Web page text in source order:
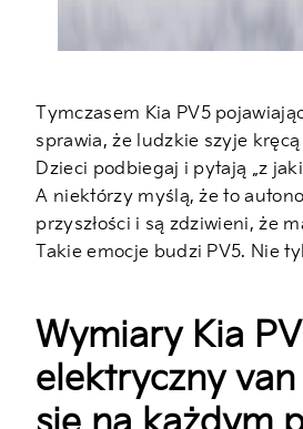
Tymczasem Kia PV5
sprawia, że ludzkie szyje
Dzieci podbiegaj i pytają „z
A niektórzy myślą, że to
przyszłości i są zdziwieni, że
Takie emocje budzi PV5. Nie
Wymiary Kia
elektryczny